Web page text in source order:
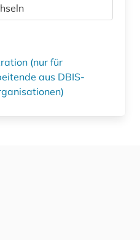
(nur für
aus DBIS-